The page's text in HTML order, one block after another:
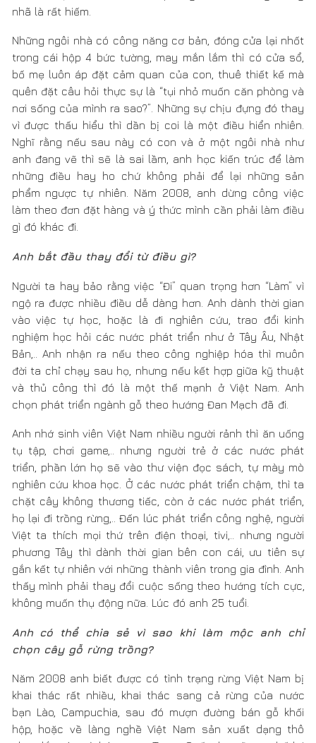
quên đặt câu hỏi thực sự là “tụi nhỏ muốn căn phòng và
vì được thấu hiểu thì dần bị coi là một điều hiển nhiên.
Nghĩ rằng nếu sau này có con và ở một ngôi nhà như
anh đang vẽ thì sẽ là sai lầm, anh học kiến trúc để làm
những điều hay ho chứ không phải để lại những sản
phẩm ngược tự nhiên. Năm 2008, anh dừng công việc
làm theo đơn đặt hàng và ý thức mình cần phải làm điều
gì đó khác đi.
Anh bắt đầu thay đổi từ điều gì?
Người ta hay bảo rằng việc “Đi” quan trọng hơn “Làm” vì
ngộ ra được nhiều điều dễ dàng hơn. Anh dành thời gian
vào việc tự học, hoặc là đi nghiên cứu, trao đổi kinh
nghiệm học hỏi các nước phát triển như ở Tây Âu, Nhật
đời ta chỉ chạy sau họ, nhưng nếu kết hợp giữa kỹ thuật
chọn phát triển ngành gỗ theo hướng Đan Mạch đã đi.
Anh nhớ sinh viên Việt Nam nhiều người rảnh thì ăn uống
tụ tập, chơi game,.. nhưng người trẻ ở các nước phát
triển, phần lớn họ sẽ vào thư viện đọc sách, tự mày mò
nghiên cứu khoa học. Ở các nước phát triển chậm, thì ta
chặt cây không thương tiếc, còn ở các nước phát triển,
họ lại đi trồng rừng,.. Đến lúc phát triển công nghệ, người
Việt ta thích mọi thứ trên điện thoại, tivi,.. nhưng người
phương Tây thì dành thời gian bên con cái, ưu tiên sự
gắn kết tự nhiên với những thành viên trong gia đình. Anh
thấy mình phải thay đổi cuộc sống theo hướng tích cực,
không muốn thụ động nữa. Lúc đó anh 25 tuổi.
Anh có thể chia sẻ vì sao khi làm mộc anh chỉ
chọn cây gỗ rừng trồng?
Năm 2008 anh biết được có tình trạng rừng Việt Nam bị
khai thác rất nhiều, khai thác sang cả rừng của nước
bạn Lào, Campuchia, sau đó mượn đường bán gỗ khối
hộp, hoặc về làng nghề Việt Nam sản xuất dạng thô
chưa lắp ráp và bán sang Trung Quốc, họ về sơ chế lại
Việt Nam mình khi đó giống như người làm chân tay, đi
chặt gỗ trái phép của các nước, để lại đồi trọc, làm
hán xảy ra nhiều hơn. Cây hàng trăm, hàng nghìn năm
mà mình lại chặt về làm đồ của riêng mình. Đó là sự tận
diệt.
Các nước phát triển anh thấy bên họ sử dụng cây rừng